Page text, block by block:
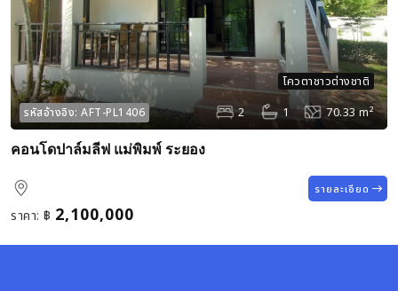
โควตาชาวต่างชาติ
รหัสอ้างอิง: AFT-PL1406 2 1 70.33 m²
คอนโดปาล์มลีฟ แม่พิมพ์ ระยอง
ราคา: ฿ 2,100,000
รายละเอียด